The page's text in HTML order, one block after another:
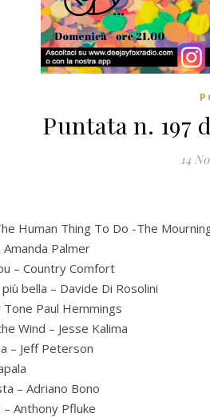
Puntata n. 197
14
Human Thing To Do -The
Palmer
– Country Comfort
bella – Davide Di Rosolini
Tone Paul Hemmings
Wind – Jesse Kalima
– Jeff Peterson
– Adriano Bono
– Anthony Pfluke